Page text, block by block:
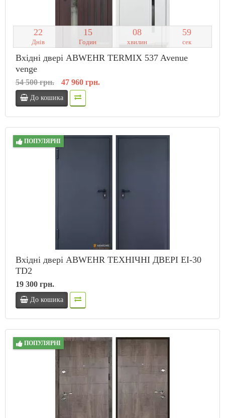
22
Днів
1 5
Годин
08
хвилин
58
сек
Вхідні двері ABWEHR TERMIX 537 Avenue
venge
54 500 грн. 47 960 грн.
До кошика
ПОПУЛЯРНІ
Вхідні двері ABWEHR ТЕХНІЧНІ ДВЕРІ EI-30
TD2
19 300 грн.
До кошика
ПОПУЛЯРНІ